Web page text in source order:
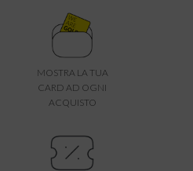
MOSTRA LA TUA
CARD AD OGNI
ACQUISTO